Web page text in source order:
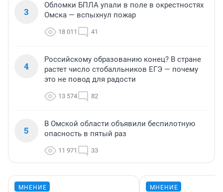
3
Обломки БПЛА упали в поле в окрестностях
Омска — вспыхнул пожар
18 011 41
4
Российскому образованию конец? В стране
растет число стобалльников ЕГЭ — почему
это не повод для радости
13 574 82
5
В Омской области объявили беспилотную
опасность в пятый раз
11 971 33
МНЕНИЕ МНЕНИЕ